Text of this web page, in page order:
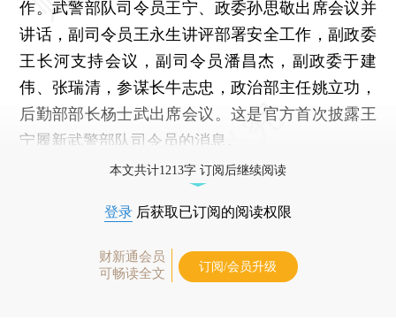
作。武警部队司令员王宁、政委孙思敬出席会议并
讲话，副司令员王永生讲评部署安全工作，副政委
王长河支持会议，副司令员潘昌杰，副政委于建
伟、张瑞清，参谋长牛志忠，政治部主任姚立功，
后勤部部长杨士武出席会议。这是官方首次披露王
宁履新武警部队司令员的消息。
本文共计1213字 订阅后继续阅读
登录 后获取已订阅的阅读权限
财新通会员
可畅读全文
订阅/会员升级